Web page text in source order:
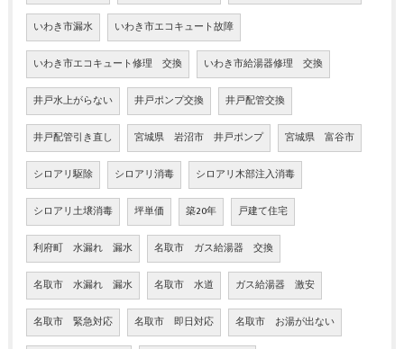
いわき市漏水 いわき市エコキュート故障
いわき市エコキュート修理 交換 いわき市給湯器修理 交換
井戸水上がらない 井戸ポンプ交換 井戸配管交換
井戸配管引き直し 宮城県 岩沼市 井戸ポンプ 宮城県 富谷市
シロアリ駆除 シロアリ消毒 シロアリ木部注入消毒
シロアリ土壌消毒 坪単価 築20年 戸建て住宅
利府町 水漏れ 漏水 名取市 ガス給湯器 交換
名取市 水漏れ 漏水 名取市 水道 ガス給湯器 激安
名取市 緊急対応 名取市 即日対応 名取市 お湯が出ない